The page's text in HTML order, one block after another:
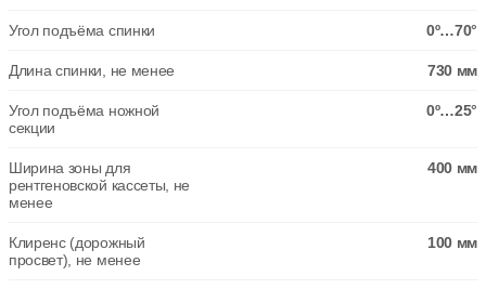
Угол подъёма спинки 0º…70°
Длина спинки, не менее 730 мм
Угол подъёма ножной
секции
0º…25°
Ширина зоны для
рентгеновской кассеты, не
менее
400 мм
Клиренс (дорожный
просвет), не менее
100 мм